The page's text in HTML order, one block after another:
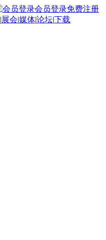
会员登录免费注册
|展会|媒体|论坛|下载